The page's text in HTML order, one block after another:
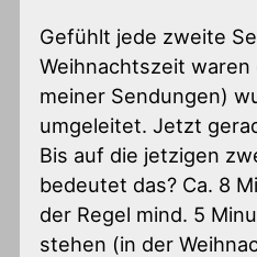
Gefühlt jede zweite
Weihnachtszeit waren
meiner Sendungen)
umgeleitet. Jetzt
Bis auf die jetzigen
bedeutet das? Ca. 8
der Regel mind. 5
stehen (in der